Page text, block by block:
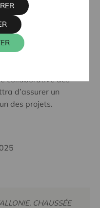
économique
mission
et les acteurs ruraux
de procédés, de
sociale, d’énergie,
l’environnement. La
collaborative des
d’assurer un
des projets.
CHAUSSÉE